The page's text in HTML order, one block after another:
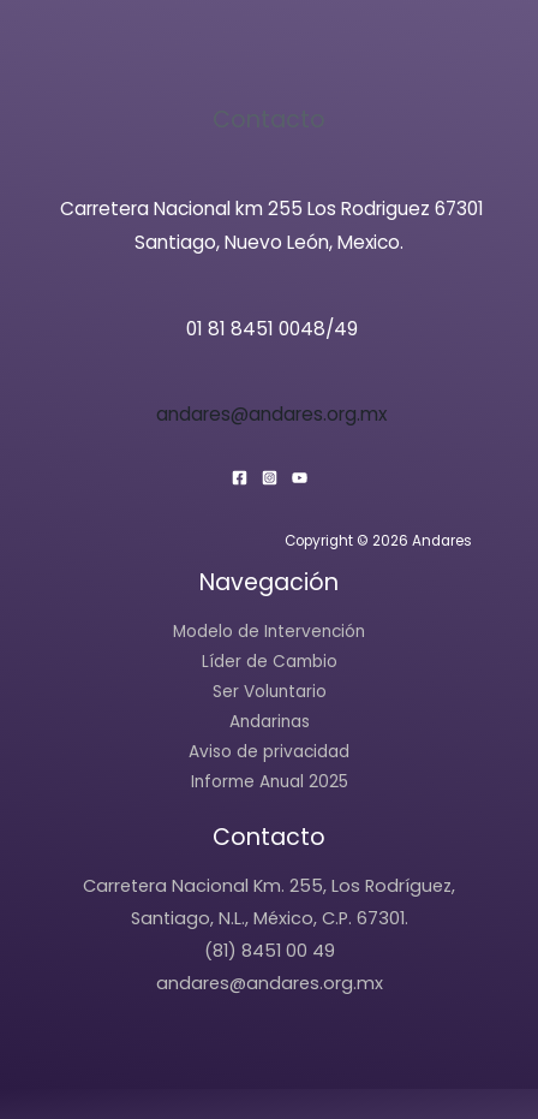
Carretera Nacional km 255 Los Rodriguez 67301
Santiago, Nuevo León, Mexico.
01 81 8451 0048/49
andares@andares.org.mx
Copyright © 2026 Andares
Navegación
Modelo de Intervención
Líder de Cambio
Ser Voluntario
Andarinas
Aviso de privacidad
Informe Anual 2025
Contacto
Carretera Nacional Km. 255, Los Rodríguez,
Santiago, N.L., México, C.P. 67301.
(81) 8451 00 49
andares@andares.org.mx